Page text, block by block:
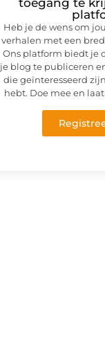
toegang te
Heb je de wens om
verhalen met een
Ons platform biedt je
je blog te publiceren
die geïnteresseerd
hebt. Doe mee en